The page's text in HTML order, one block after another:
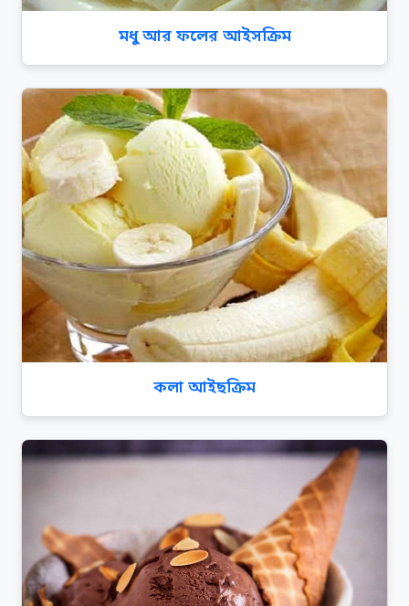
মধু আর ফলের আইসক্রিম
কলা আইছক্রিম